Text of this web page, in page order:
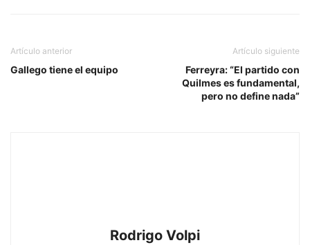
Artículo anterior
Gallego tiene el equipo
Artículo siguiente
Ferreyra: “El partido con
Quilmes es fundamental,
pero no define nada”
Rodrigo Volpi